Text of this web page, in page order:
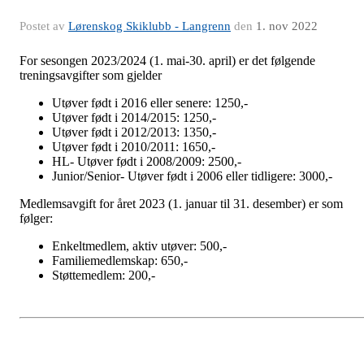
Postet av Lørenskog Skiklubb - Langrenn den 1. nov 2022
For sesongen 2023/2024 (1. mai-30. april) er det følgende
treningsavgifter som gjelder
Utøver født i 2016 eller senere: 1250,-
Utøver født i 2014/2015: 1250,-
Utøver født i 2012/2013: 1350,-
Utøver født i 2010/2011: 1650,-
HL- Utøver født i 2008/2009: 2500,-
Junior/Senior- Utøver født i 2006 eller tidligere: 3000,-
Medlemsavgift for året 2023 (1. januar til 31. desember) er som
følger:
Enkeltmedlem, aktiv utøver: 500,-
Familiemedlemskap: 650,-
Støttemedlem: 200,-